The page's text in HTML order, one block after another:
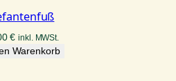
€ inkl. MWSt.
Warenkorb